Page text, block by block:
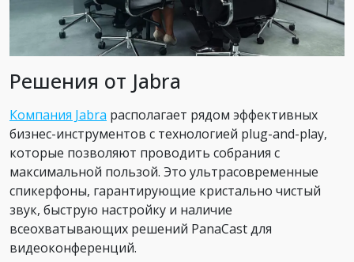
Решения от Jabra
Компания Jabra располагает рядом эффективных
бизнес-инструментов с технологией plug-and-play,
которые позволяют проводить собрания с
максимальной пользой. Это ультрасовременные
спикерфоны, гарантирующие кристально чистый
звук, быструю настройку и наличие
всеохватывающих решений PanaCast для
видеоконференций.